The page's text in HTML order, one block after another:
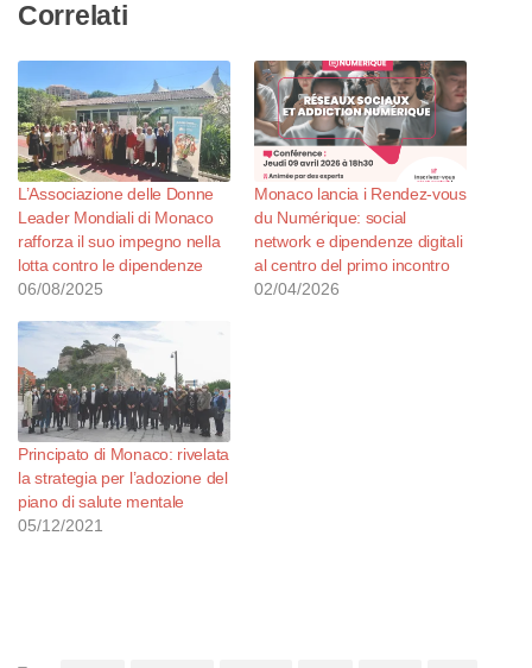
Correlati
L’Associazione delle Donne
Leader Mondiali di Monaco
rafforza il suo impegno nella
lotta contro le dipendenze
06/08/2025
Monaco lancia i Rendez-vous
du Numérique: social
network e dipendenze digitali
al centro del primo incontro
02/04/2026
Principato di Monaco: rivelata
la strategia per l’adozione del
piano di salute mentale
05/12/2021